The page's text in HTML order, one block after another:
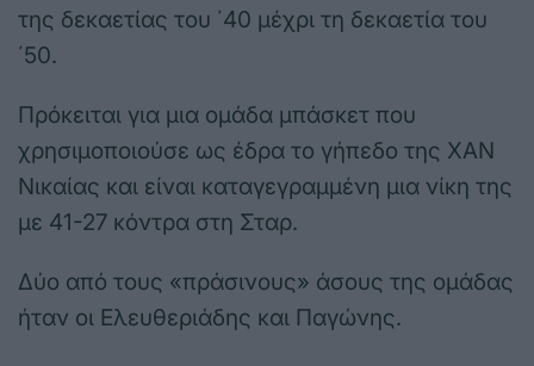
της δεκαετίας του ΄40 μέχρι τη δεκαετία του
΄50.
Πρόκειται για μια ομάδα μπάσκετ που
χρησιμοποιούσε ως έδρα το γήπεδο της ΧΑΝ
Νικαίας και είναι καταγεγραμμένη μια νίκη της
με 41-27 κόντρα στη Σταρ.
Δύο από τους «πράσινους» άσους της ομάδας
ήταν οι Ελευθεριάδης και Παγώνης.